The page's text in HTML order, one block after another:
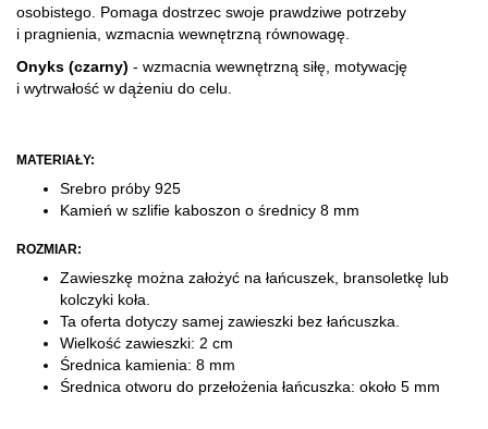
osobistego. Pomaga dostrzec swoje prawdziwe potrzeby
i pragnienia, wzmacnia wewnętrzną równowagę.
Onyks (czarny) - wzmacnia wewnętrzną siłę, motywację
i wytrwałość w dążeniu do celu.
MATERIAŁY:
Srebro próby 925
Kamień w szlifie kaboszon o średnicy 8 mm
ROZMIAR:
Zawieszkę można założyć na łańcuszek, bransoletkę lub
kolczyki koła.
Ta oferta dotyczy samej zawieszki bez łańcuszka.
Wielkość zawieszki: 2 cm
Średnica kamienia: 8 mm
Średnica otworu do przełożenia łańcuszka: około 5 mm